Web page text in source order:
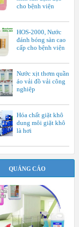
cho bệnh viện
HOS-2000, Nước
đánh bóng sàn cao
cấp cho bệnh viện
Nước xịt thơm quần
áo vải đồ vải công
nghiệp
Hóa chất giặt khô
dung môi giặt khô
là hơi
QUẢNG CÁO